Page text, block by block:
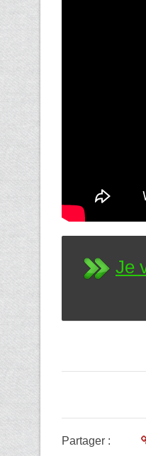
Je
Partager :